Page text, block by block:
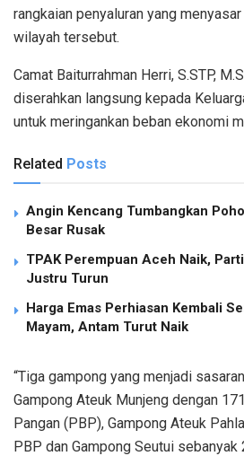
rangkaian penyaluran yang
wilayah tersebut.
Camat Baiturrahman Herri, S.STP,
diserahkan langsung kepada
untuk meringankan beban ekonomi
Related Posts
Angin Kencang Tumbangkan
Besar Rusak
TPAK Perempuan Aceh Naik,
Justru Turun
Harga Emas Perhiasan Kembali
Mayam, Antam Turut Naik
“Tiga gampong yang menjadi
Gampong Ateuk Munjeng dengan
Pangan (PBP), Gampong Ateuk
PBP dan Gampong Seutui sebanyak